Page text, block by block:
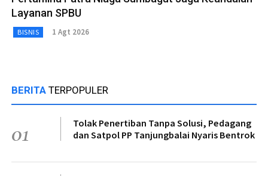
Layanan SPBU
BISNIS 1 Agt 2026
BERITA TERPOPULER
01
Tolak Penertiban Tanpa Solusi, Pedagang
dan Satpol PP Tanjungbalai Nyaris Bentrok